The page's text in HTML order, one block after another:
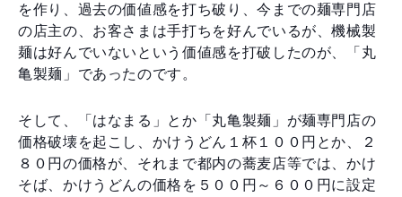
を作り、過去の価値感を打ち破り、今までの麺専門店
の店主の、お客さまは手打ちを好んでいるが、機械製
麺は好んでいないという価値感を打破したのが、「丸
亀製麺」であったのです。
そして、「はなまる」とか「丸亀製麺」が麺専門店の
価格破壊を起こし、かけうどん１杯１００円とか、２
８０円の価格が、それまで都内の蕎麦店等では、かけ
そば、かけうどんの価格を５００円～６００円に設定